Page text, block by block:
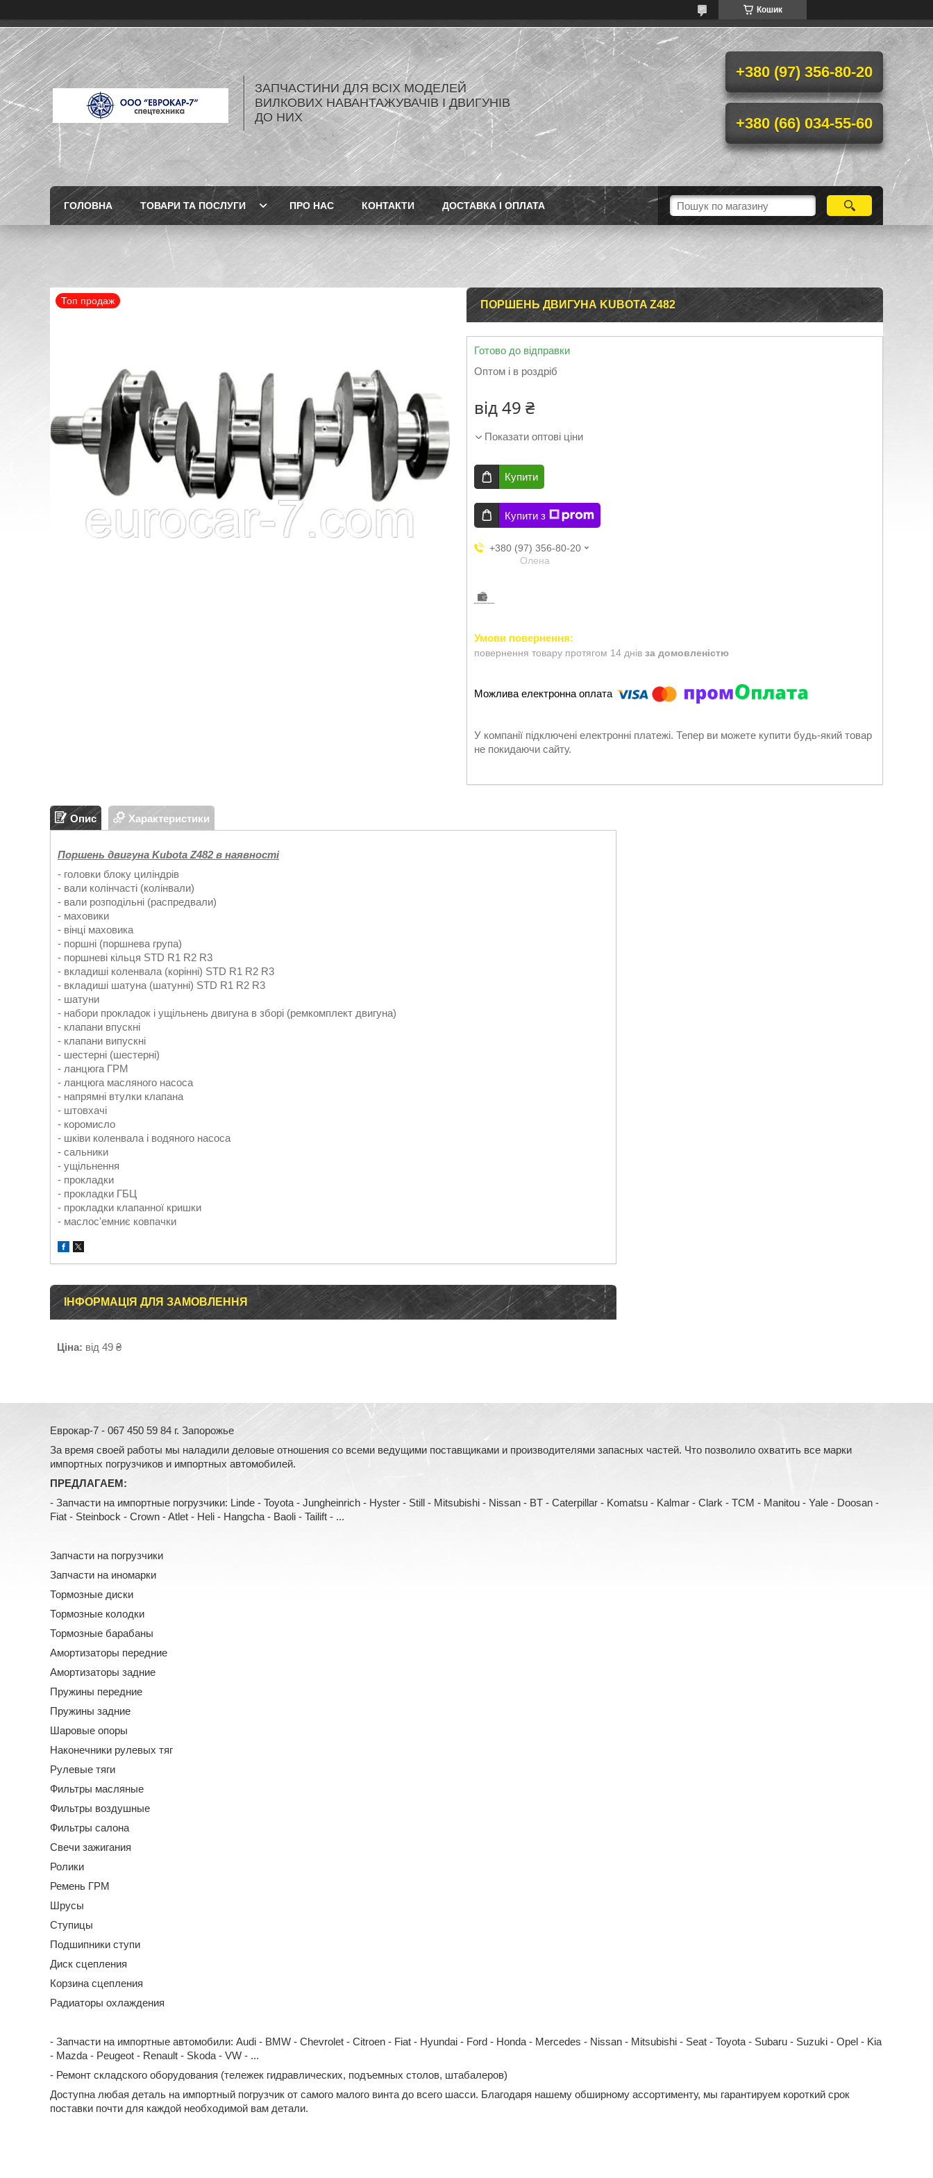
Кошик
ЗАПЧАСТИНИ ДЛЯ ВСІХ МОДЕЛЕЙ
ВИЛКОВИХ НАВАНТАЖУВАЧІВ І ДВИГУНІВ
ДО НИХ
+380 (97) 356-80-20
+380 (66) 034-55-60
ГОЛОВНА ТОВАРИ ТА ПОСЛУГИ ПРО НАС КОНТАКТИ ДОСТАВКА І ОПЛАТА
Топ продаж ПОРШЕНЬ ДВИГУНА KUBOTA Z482
Готово до відправки
Оптом і в роздріб
від49 ₴
Показати оптові ціни
Купити
Купити з
+380 (97) 356-80-20
Олена
повернення товару протягом 14 днів за домовленістю
У компанії підключені електронні платежі. Тепер ви можете купити будь-який товар
не покидаючи сайту.
Опис Характеристики
Поршень двигуна Kubota Z482 в наявності
- головки блоку циліндрів
- вали колінчасті (колінвали)
- вали розподільні (распредвали)
- маховики
- вінці маховика
- поршні (поршнева група)
- поршневі кільця STD R1 R2 R3
- вкладиші коленвала (корінні) STD R1 R2 R3
- вкладиші шатуна (шатунні) STD R1 R2 R3
- шатуни
- набори прокладок і ущільнень двигуна в зборі (ремкомплект двигуна)
- клапани впускні
- клапани випускні
- шестерні (шестерні)
- ланцюга ГРМ
- ланцюга масляного насоса
- напрямні втулки клапана
- штовхачі
- коромисло
- шківи коленвала і водяного насоса
- сальники
- ущільнення
- прокладки
- прокладки ГБЦ
- прокладки клапанної кришки
- маслос'емниє ковпачки
ІНФОРМАЦІЯ ДЛЯ ЗАМОВЛЕННЯ
Ціна: від 49 ₴
Еврокар-7 - 067 450 59 84 г. Запорожье
За время своей работы мы наладили деловые отношения со всеми ведущими поставщиками и производителями запасных частей. Что позволило охватить все марки
импортных погрузчиков и импортных автомобилей.
ПРЕДЛАГАЕМ:
- Запчасти на импортные погрузчики: Linde - Toyota - Jungheinrich - Hyster - Still - Mitsubishi - Nissan - BT - Caterpillar - Komatsu - Kalmar - Clark - TCM - Manitou - Yale - Doosan -
Fiat - Steinbock - Crown - Atlet - Heli - Hangcha - Baoli - Tailift - ...
Запчасти на погрузчики
Запчасти на иномарки
Тормозные диски
Тормозные колодки
Тормозные барабаны
Амортизаторы передние
Амортизаторы задние
Пружины передние
Пружины задние
Шаровые опоры
Наконечники рулевых тяг
Рулевые тяги
Фильтры масляные
Фильтры воздушные
Фильтры салона
Свечи зажигания
Ролики
Ремень ГРМ
Шрусы
Ступицы
Подшипники ступи
Диск сцепления
Корзина сцепления
Радиаторы охлаждения
- Запчасти на импортные автомобили: Audi - BMW - Chevrolet - Citroen - Fiat - Hyundai - Ford - Honda - Mercedes - Nissan - Mitsubishi - Seat - Toyota - Subaru - Suzuki - Opel - Kia
- Mazda - Peugeot - Renault - Skoda - VW - ...
- Ремонт складского оборудования (тележек гидравлических, подъемных столов, штабалеров)
Доступна любая деталь на импортный погрузчик от самого малого винта до всего шасси. Благодаря нашему обширному ассортименту, мы гарантируем короткий срок
поставки почти для каждой необходимой вам детали.